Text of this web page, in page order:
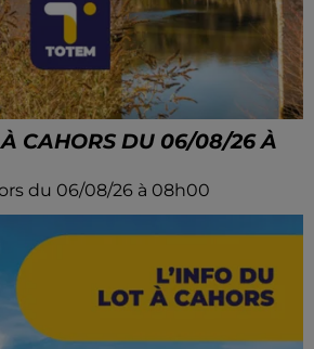
CAHORS DU 06/08/26 À
du 06/08/26 à 08h00